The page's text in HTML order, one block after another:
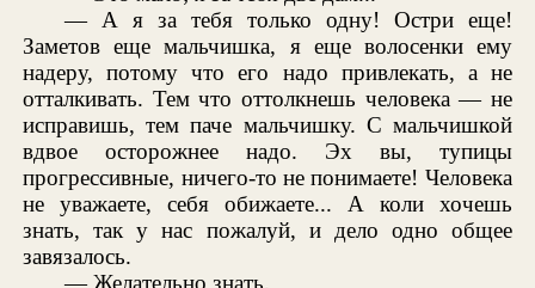
— А я за тебя только одну! Остри еще!
Заметов еще мальчишка, я еще волосенки ему
надеру, потому что его надо привлекать, а не
отталкивать. Тем что оттолкнешь человека — не
исправишь, тем паче мальчишку. С мальчишкой
вдвое осторожнее надо. Эх вы, тупицы
прогрессивные, ничего-то не понимаете! Человека
не уважаете, себя обижаете... А коли хочешь
знать, так у нас пожалуй, и дело одно общее
завязалось.
— Желательно знать.